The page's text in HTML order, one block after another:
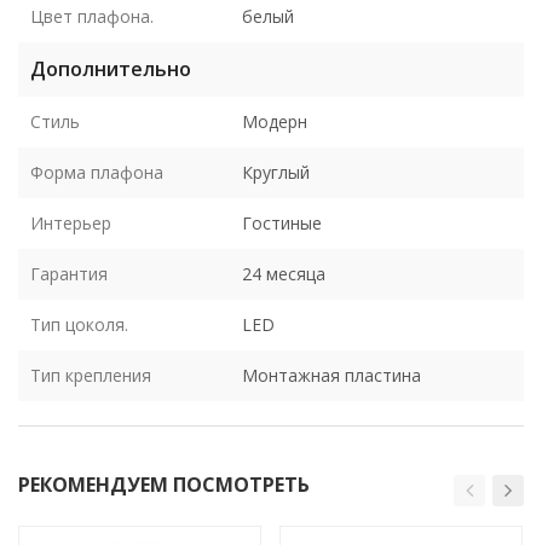
Цвет плафона. белый
Дополнительно
Стиль Модерн
Форма плафона Круглый
Интерьер Гостиные
Гарантия 24 месяца
Тип цоколя. LED
Тип крепления Монтажная пластина
РЕКОМЕНДУЕМ ПОСМОТРЕТЬ